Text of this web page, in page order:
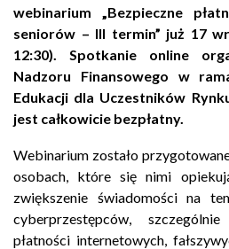
webinarium „Bezpieczne
seniorów – III termin” już 17
12:30). Spotkanie online
Nadzoru Finansowego w
Edukacji dla Uczestników
jest całkowicie bezpłatny.
Webinarium zostało
osobach, które się nimi
zwiększenie świadomości na
cyberprzestępców,
płatności internetowych,